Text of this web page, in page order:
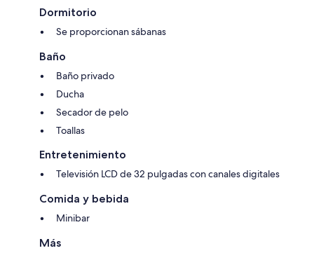
Dormitorio
Se proporcionan sábanas
Baño
Baño privado
Ducha
Secador de pelo
Toallas
Entretenimiento
Televisión LCD de 32 pulgadas con canales digitales
Comida y bebida
Minibar
Más